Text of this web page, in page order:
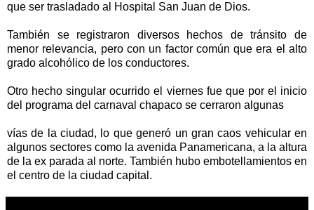
que ser trasladado al Hospital San Juan de Dios.
También se registraron diversos hechos de tránsito de
menor relevancia, pero con un factor común que era el alto
grado alcohólico de los conductores.
Otro hecho singular ocurrido el viernes fue que por el inicio
del programa del carnaval chapaco se cerraron algunas
vías de la ciudad, lo que generó un gran caos vehicular en
algunos sectores como la avenida Panamericana, a la altura
de la ex parada al norte. También hubo embotellamientos en
el centro de la ciudad capital.